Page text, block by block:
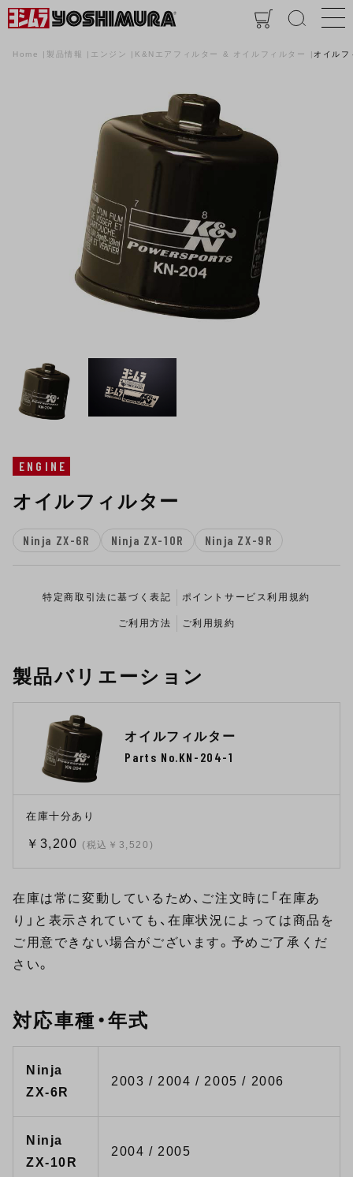
Home 製品情報 エンジン K&Nエアフィルター & オイルフィルター オイルフ
ENGINE
オイルフィルター
Ninja ZX-6R Ninja ZX-10R Ninja ZX-9R
特定商取引法に基づく表記 ポイントサービス利用規約
ご利用方法 ご利用規約
製品バリエーション
オイルフィルター
Parts No.KN-204-1
在庫十分あり
￥3,200 (税込￥3,520)
在庫は常に変動しているため、ご注文時に「在庫あ
り」と表示されていても、在庫状況によっては商品を
ご用意できない場合がございます。予めご了承くだ
さい。
対応車種・年式
Ninja
ZX-6R
2003 / 2004 / 2005 / 2006
Ninja
ZX-10R
2004 / 2005